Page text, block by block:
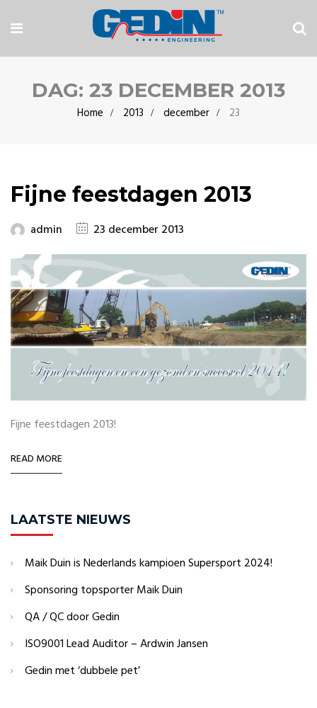
DAG: 23 DECEMBER 2013
Home 2013 december 23
Fijne feestdagen 2013
admin 23 december 2013
Fijne feestdagen 2013!
READ MORE
LAATSTE NIEUWS
Maik Duin is Nederlands kampioen Supersport 2024!
Sponsoring topsporter Maik Duin
QA / QC door Gedin
ISO9001 Lead Auditor – Ardwin Jansen
Gedin met ‘dubbele pet’